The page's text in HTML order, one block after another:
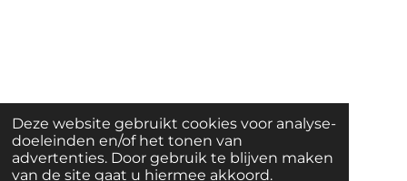
Deze website gebruikt cookies voor analyse-
doeleinden en/of het tonen van
advertenties. Door gebruik te blijven maken
van de site gaat u hiermee akkoord.